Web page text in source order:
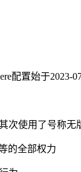
配置始于2023-
次使用了号称
的全部权力